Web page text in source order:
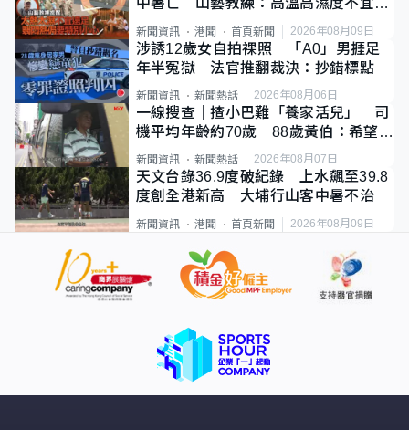
中暑亡 山藝教練：高溫高濕度不宜遠
足
新聞資訊 港聞 首頁新聞 2026年08月09日
涉誘12歲女自拍祼照 「A0」男捱足
年半冤獄 法官推翻裁決：抄錯標點
新聞資訊 新聞熱話 2026年08月06日
一線搜查｜揸小巴難「養家活兒」 司
機平均年齡約70歲 88歲黃伯：希望一
直揸落去
新聞資訊 新聞熱話 2026年08月07日
天文台錄36.9度破紀錄 上水飆至39.8
度創全港新高 大埔行山客中暑不治
新聞資訊 港聞 首頁新聞 2026年08月09日